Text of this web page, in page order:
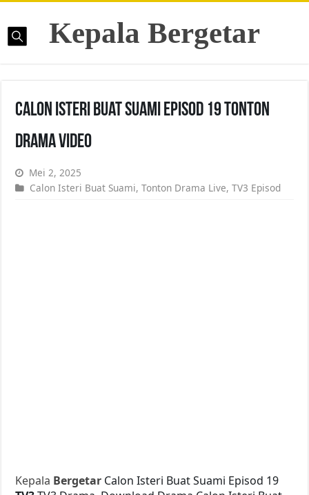
Kepala Bergetar
Calon Isteri Buat Suami Episod 19 Tonton
Drama Video
Mei 2, 2025
Calon Isteri Buat Suami,Tonton Drama Live,TV3 Episod
Kepala Bergetar Calon Isteri Buat Suami Episod 19